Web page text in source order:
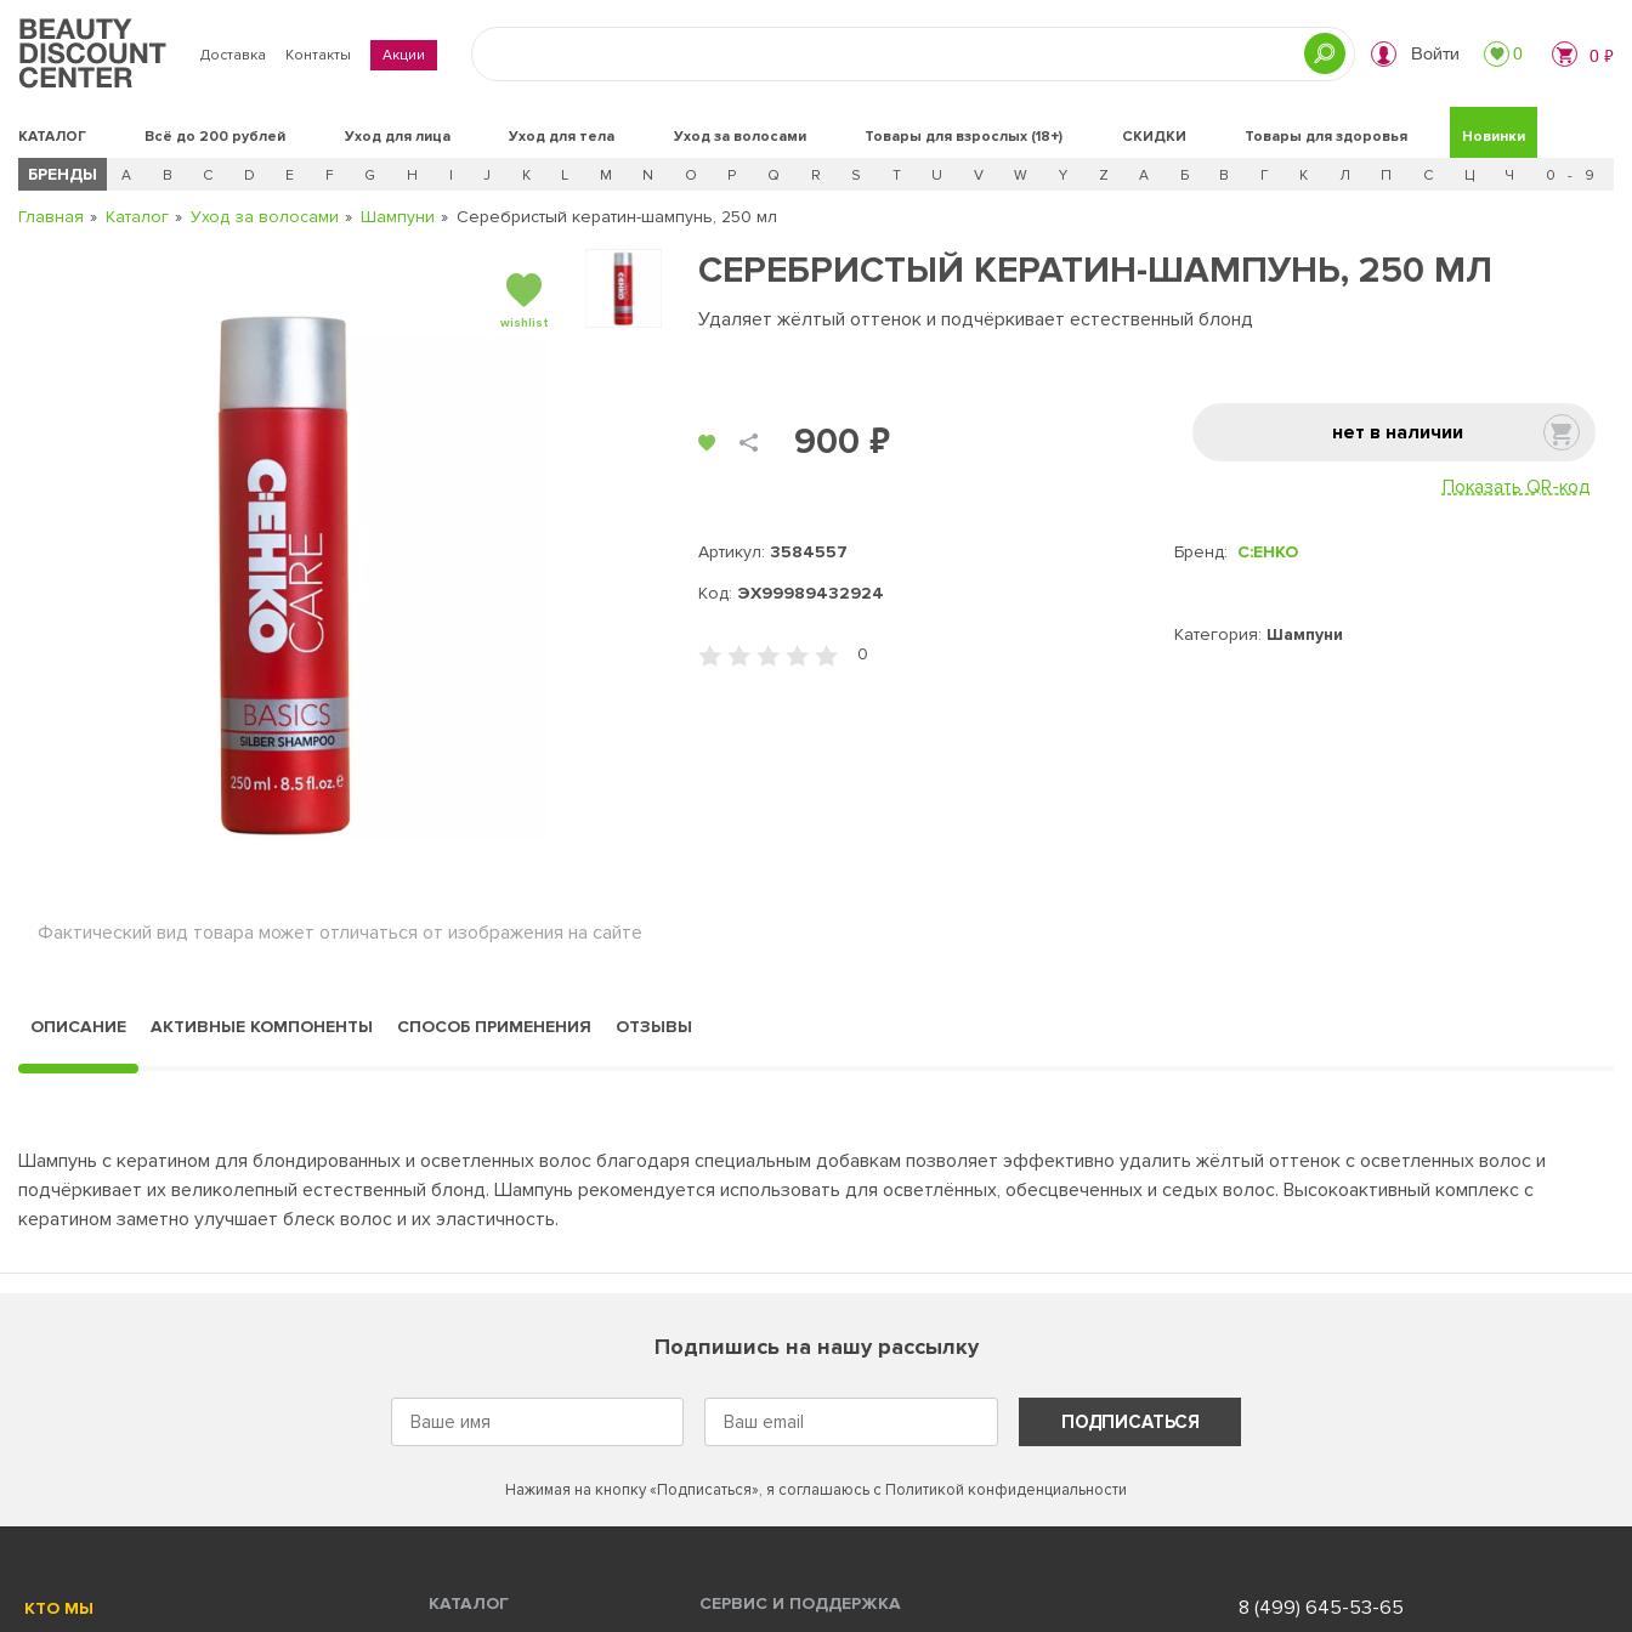
Доставка Контакты Акции Войти 0 0 ₽
КАТАЛОГ Всё до 200 рублей Уход для лица Уход для тела Уход за волосами Товары для взрослых (18+) СКИДКИ Новинки
Товары для здоровья
БРЕНДЫ A B C D E F G H I J K L M N O P Q R S T U V W Y Z А Б В Г К Л П С Ц Ч 0 - 9
Главная Каталог Уход за волосами Шампуни Серебристый кератин-шампунь, 250 мл
wishlist
Фактический вид товара может отличаться от изображения на сайте
СЕРЕБРИСТЫЙ КЕРАТИН-ШАМПУНЬ, 250 МЛ
Удаляет жёлтый оттенок и подчёркивает естественный блонд
900 ₽ нет в наличии
Показать QR-код
Артикул: 3584557
Код: ЭХ99989432924
Бренд: C:EHKO
Категория: Шампуни
0
ОПИСАНИЕ АКТИВНЫЕ КОМПОНЕНТЫ СПОСОБ ПРИМЕНЕНИЯ ОТЗЫВЫ
Шампунь с кератином для блондированных и осветленных волос благодаря специальным добавкам позволяет эффективно удалить жёлтый оттенок с осветленных волос и
подчёркивает их великолепный естественный блонд. Шампунь рекомендуется использовать для осветлённых, обесцвеченных и седых волос. Высокоактивный комплекс с
кератином заметно улучшает блеск волос и их эластичность.
Подпишись на нашу рассылку
ПОДПИСАТЬСЯ
Нажимая на кнопку «Подписаться», я соглашаюсь с Политикой конфиденциальности
КТО МЫ
КАТАЛОГ СЕРВИС И ПОДДЕРЖКА 8 (499) 645-53-65